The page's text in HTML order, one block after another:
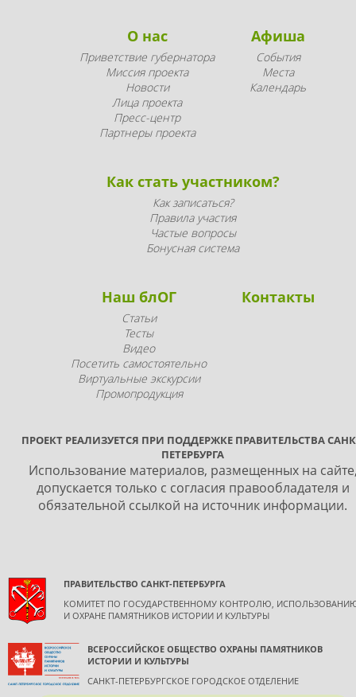
О нас
Приветствие губернатора
Миссия проекта
Новости
Лица проекта
Пресс-центр
Партнеры проекта
Афиша
События
Места
Календарь
Как стать участником?
Как записаться?
Правила участия
Частые вопросы
Бонусная система
Наш блОГ
Статьи
Тесты
Видео
Посетить самостоятельно
Виртуальные экскурсии
Промопродукция
Контакты
ПРОЕКТ РЕАЛИЗУЕТСЯ ПРИ ПОДДЕРЖКЕ ПРАВИТЕЛЬСТВА
ПЕТЕРБУРГА
Использование материалов, размещенных на
допускается только с согласия правообладателя и
обязательной ссылкой на источник информации.
ПРАВИТЕЛЬСТВО САНКТ-ПЕТЕРБУРГА
КОМИТЕТ ПО ГОСУДАРСТВЕННОМУ КОНТРОЛЮ,
И ОХРАНЕ ПАМЯТНИКОВ ИСТОРИИ И КУЛЬТУРЫ
ВСЕРОССИЙСКОЕ ОБЩЕСТВО ОХРАНЫ ПАМЯТНИКОВ
ИСТОРИИ И КУЛЬТУРЫ
САНКТ-ПЕТЕРБУРГСКОЕ ГОРОДСКОЕ ОТДЕЛЕНИЕ